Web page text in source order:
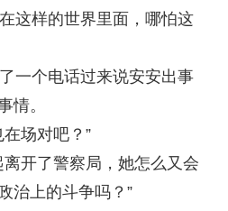
这样的世界里面，哪怕这
一个电话过来说安安出事
情。
场对吧？”
开了警察局，她怎么又会
治上的斗争吗？”